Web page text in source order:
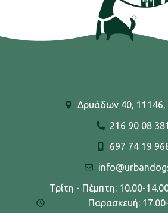
Δρυάδων 40, 11146,
216 90 08 381
697 74 19
Τρίτη - Πέμπτη: 10.00-
Παρασκευή: